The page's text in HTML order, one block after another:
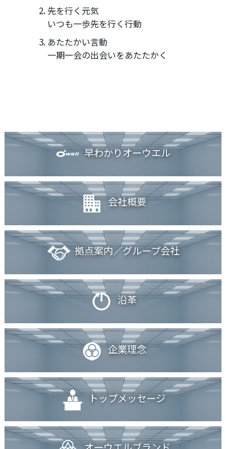
先を行く元気
いつも一歩先を行く行動
あたたかい言動
一期一会の出会いをあたたかく
早わかりオーウエル
会社概要
拠点案内／グループ会社
沿革
企業理念
トップメッセージ